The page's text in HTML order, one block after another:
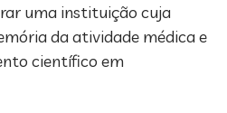
uma instituição cuja
da atividade médica e
científico em